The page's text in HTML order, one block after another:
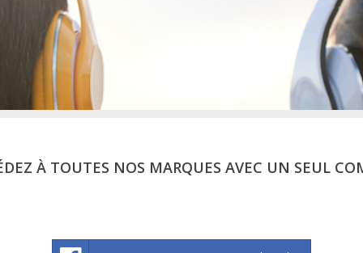
À TOUTES NOS MARQUES AVEC UN SEUL